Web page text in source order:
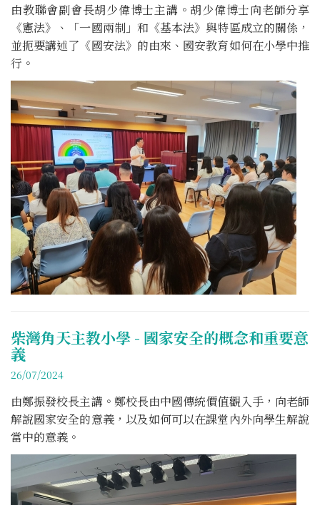
由教聯會副會長胡少偉博士主講。胡少偉博士向老師分享
《憲法》、「一國兩制」和《基本法》與特區成立的關係，
並扼要講述了《國安法》的由來、國安教育如何在小學中推
行。
柴灣角天主教小學 - 國家安全的概念和重要意
義
26/07/2024
由鄭振發校長主講。鄭校長由中國傳統價值觀入手，向老師
解說國家安全的意義，以及如何可以在課堂內外向學生解說
當中的意義。